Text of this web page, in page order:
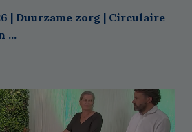
| Duurzame zorg | Circulaire
...